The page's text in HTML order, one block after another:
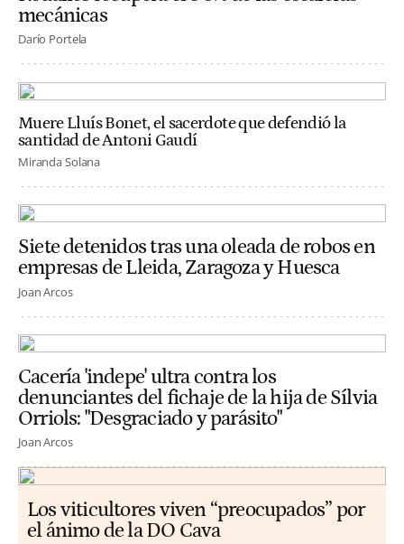
mecánicas
Darío Portela
Muere Lluís Bonet, el sacerdote que defendió la
santidad de Antoni Gaudí
Miranda Solana
Siete detenidos tras una oleada de robos en
empresas de Lleida, Zaragoza y Huesca
Joan Arcos
Cacería 'indepe' ultra contra los
denunciantes del fichaje de la hija de Sílvia
Orriols: "Desgraciado y parásito"
Joan Arcos
Los viticultores viven “preocupados” por
el ánimo de la DO Cava